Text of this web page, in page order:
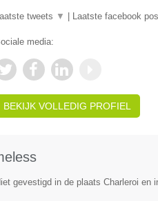
tweets ▼ Laatste facebook
media:
BEKIJK VOLLEDIG PROFIEL
gevestigd in de plaats Charleroi en